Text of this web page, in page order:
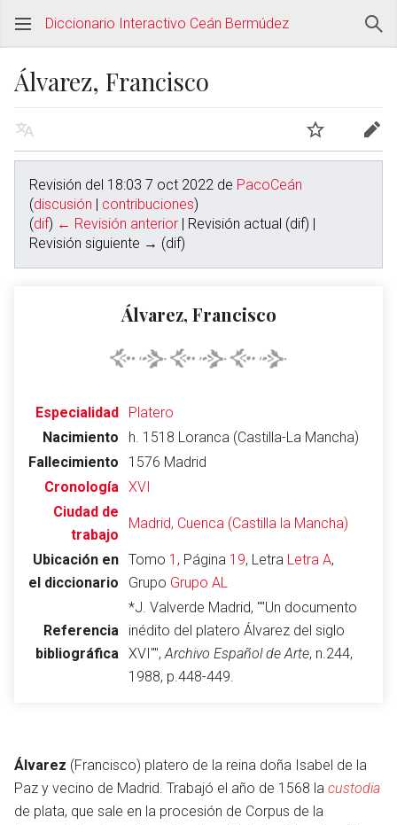
Diccionario Interactivo Ceán Bermúdez
Álvarez, Francisco
Leer
Revisión del 18:03 7 oct 2022 de PacoCeán
(discusión | contribuciones)
(dif) ← Revisión anterior | Revisión actual (dif) |
Revisión siguiente → (dif)
Álvarez, Francisco
Especialidad
Platero
Nacimiento
h. 1518 Loranca (Castilla-La Mancha)
Fallecimiento
1576 Madrid
Cronología XVI
Ciudad de
trabajo
Madrid, Cuenca (Castilla la Mancha)
Ubicación en
el diccionario
Tomo 1 , Página 19, Letra Letra A,
Grupo Grupo AL
Referencia
bibliográfica
*J. Valverde Madrid, ""Un documento
inédito del platero Álvarez del siglo
XVI"",Archivo Español de Arte, n.244,
1988, p.448-449.
Álvarez (Francisco) platero de la reina doña Isabel de la
Paz y vecino de Madrid. Trabajó el año de 1568 la custodia
de plata, que sale en la procesión de Corpus de la